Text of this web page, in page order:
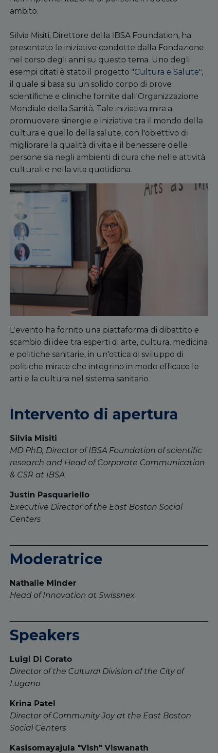
ambito.
Silvia Misiti, Direttore della IBSA Foundation, ha
presentato le iniziative condotte dalla Fondazione
nel corso degli anni su questo tema. Uno degli
esempi citati è stato il progetto "Cultura e Salute",
il quale si basa su un solido corpo di prove
scientifiche e cliniche fornite dall'Organizzazione
Mondiale della Sanità. Tale iniziativa mira a
promuovere sinergie e iniziative tra il mondo della
cultura e quello della salute, con l'obiettivo di
migliorare la qualità di vita e il benessere delle
persone sia negli ambienti di cura che nelle attività
culturali e nella vita quotidiana.
L'evento ha fornito una piattaforma di dibattito e
scambio di idee tra esperti di arte, cultura, medicina
e politiche sanitarie, in un'ottica di sviluppo di
politiche mirate che integrino in modo efficace le
arti e la cultura nel sistema sanitario.
Intervento di apertura
Silvia Misiti
MD PhD, Director of IBSA Foundation of scientific
research and Head of Corporate Communication
& CSR at IBSA
Justin Pasquariello
Executive Director of the East Boston Social
Centers
Moderatrice
Nathalie Minder
Head of Innovation at Swissnex
Speakers
Luigi Di Corato
Director of the Cultural Division of the City of
Lugano
Krina Patel
Director of Community Joy at the East Boston
Social Centers
Kasisomayajula "Vish" Viswanath